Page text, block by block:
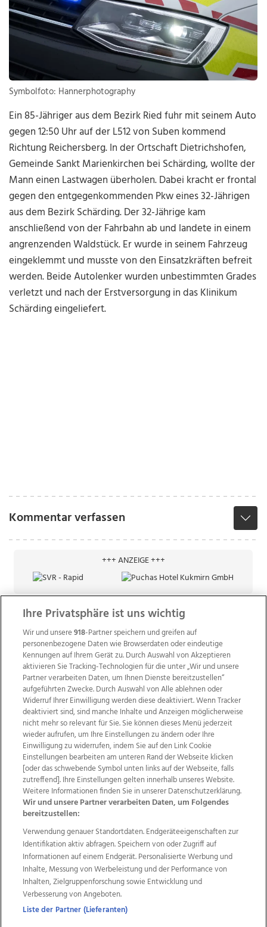
Symbolfoto: Hannerphotography
Ein 85-Jähriger aus dem Bezirk Ried fuhr mit seinem Auto
gegen 12:50 Uhr auf der L512 von Suben kommend
Richtung Reichersberg. In der Ortschaft Dietrichshofen,
Gemeinde Sankt Marienkirchen bei Schärding, wollte der
Mann einen Lastwagen überholen. Dabei kracht er frontal
gegen den entgegenkommenden Pkw eines 32-Jährigen
aus dem Bezirk Schärding. Der 32-Jährige kam
anschließend von der Fahrbahn ab und landete in einem
angrenzenden Waldstück. Er wurde in seinem Fahrzeug
eingeklemmt und musste von den Einsatzkräften befreit
werden. Beide Autolenker wurden unbestimmten Grades
verletzt und nach der Erstversorgung in das Klinikum
Schärding eingeliefert.
Kommentar verfassen
+++ ANZEIGE +++
Wir über uns Mediadaten Kontakt
Jobs
Datenschutz
Impressum
AGB Anzeigekunden
AGB Website
Ehrenkodex Politische Werbung
Weitere Angebote des Medienhauses Wimmer
TV1 di-mog-i.at OÖNow
Ischler Woche
Life Radio
OÖNachrichten
OÖN Immobilien
OÖN Karriere
OÖN Reise
Promenaden Galerien
Regionaljobs
wasistlos.at wirtrauern.at
Ihre Privatsphäre ist uns wichtig
Wir und unsere918-Partner speichern und greifen auf
personenbezogene Daten wie Browserdaten oder eindeutige
Kennungen auf Ihrem Gerät zu. Durch Auswahl von Akzeptieren
aktivieren Sie Tracking-Technologien für die unter „Wir und unsere
Partner verarbeiten Daten, um Ihnen Dienste bereitzustellen“
aufgeführten Zwecke. Durch Auswahl von Alle ablehnen oder
Widerruf Ihrer Einwilligung werden diese deaktiviert. Wenn Tracker
deaktiviert sind, sind manche Inhalte und Anzeigen möglicherweise
nicht mehr so relevant für Sie. Sie können dieses Menü jederzeit
wieder aufrufen, um Ihre Einstellungen zu ändern oder Ihre
Einwilligung zu widerrufen, indem Sie auf den Link Cookie
Einstellungen bearbeiten am unteren Rand der Webseite klicken
[oder das schwebende Symbol unten links auf der Webseite, falls
zutreffend]. Ihre Einstellungen gelten innerhalb unseres Website.
Weitere Informationen finden Sie in unserer Datenschutzerklärung.
Wir und unsere Partner verarbeiten Daten, um Folgendes
bereitzustellen:
Verwendung genauer Standortdaten. Endgeräteeigenschaften zur
Identifikation aktiv abfragen. Speichern von oder Zugriff auf
Informationen auf einem Endgerät. Personalisierte Werbung und
Inhalte, Messung von Werbeleistung und der Performance von
Inhalten, Zielgruppenforschung sowie Entwicklung und
Verbesserung von Angeboten.
Liste der Partner (Lieferanten)